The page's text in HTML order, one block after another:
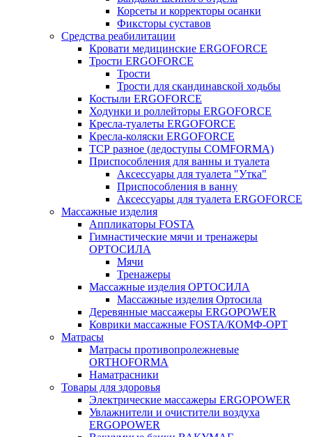
Корсеты и корректоры осанки
Фиксторы суставов
Средства реабилитации
Кровати медицинские ERGOFORCE
Трости ERGOFORCE
Трости
Трости для скандинавской ходьбы
Костыли ERGOFORCE
Ходунки и роллейторы ERGOFORCE
Кресла-туалеты ERGOFORCE
Кресла-коляски ERGOFORCE
ТСР разное (ледоступы COMFORMA)
Приспособления для ванны и туалета
Аксессуары для туалета "Утка"
Приспособления в ванну
Аксессуары для туалета ERGOFORCE
Массажные изделия
Аппликаторы FOSTA
Гимнастические мячи и тренажеры
ОРТОСИЛА
Мячи
Тренажеры
Массажные изделия ОРТОСИЛА
Массажные изделия Ортосила
Деревянные массажеры ERGOPOWER
Коврики массажные FOSTA/КОМФ-ОРТ
Матрасы
Матрасы противопролежневые
ORTHOFORMA
Наматрасники
Товары для здоровья
Электрические массажеры ERGOPOWER
Увлажнители и очистители воздуха
ERGOPOWER